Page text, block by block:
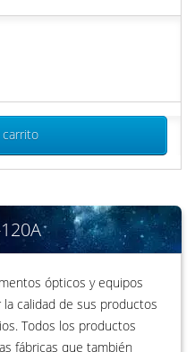
carrito
ópticos y equipos
calidad de sus productos
Todos los productos
fábricas que también